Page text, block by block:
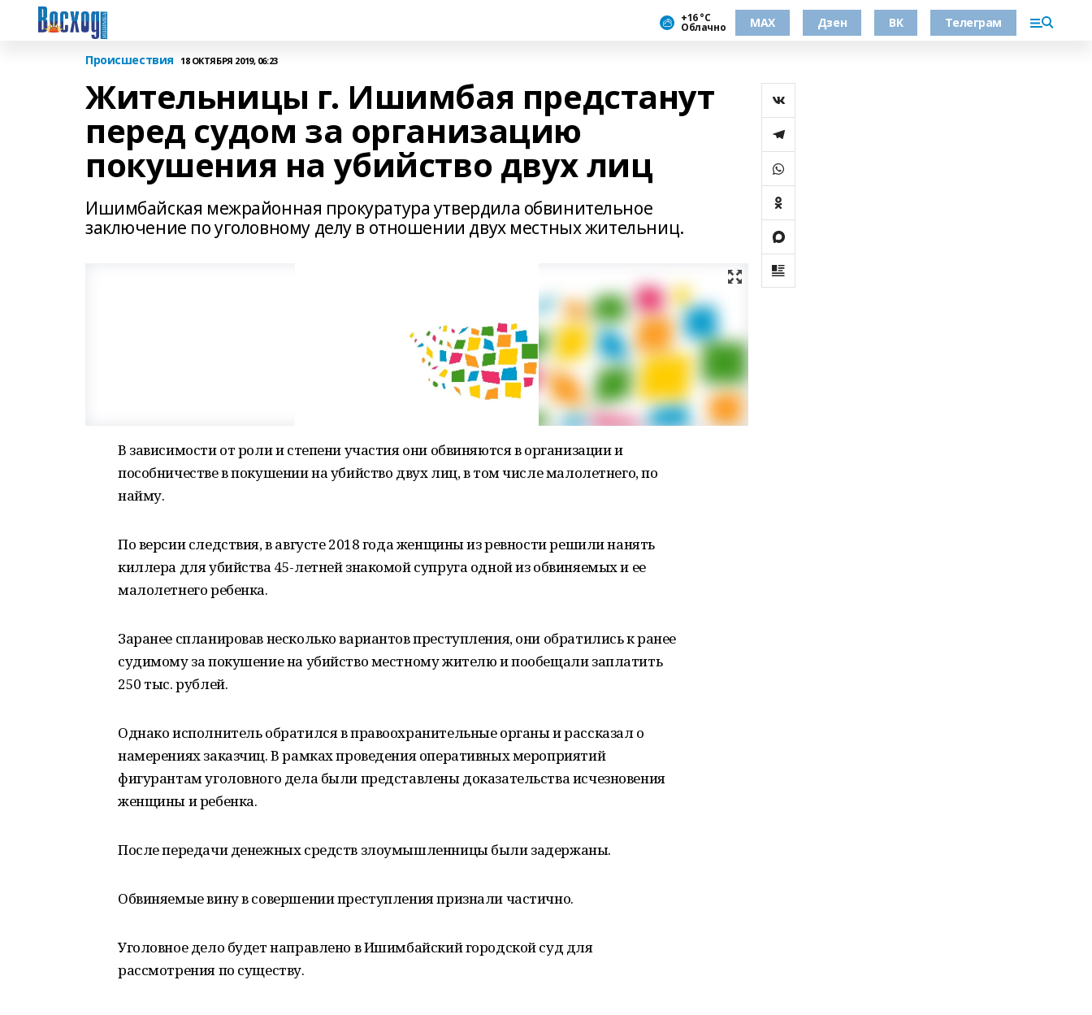
+16 °С
Облачно МАХ Дзен ВК Телеграм
Происшествия 18 ОКТЯБРЯ 2019, 06:23
Жительницы г. Ишимбая предстанут
перед судом за организацию
покушения на убийство двух лиц
Ишимбайская межрайонная прокуратура утвердила обвинительное
заключение по уголовному делу в отношении двух местных жительниц.
В зависимости от роли и степени участия они обвиняются в организации и
пособничестве в покушении на убийство двух лиц, в том числе малолетнего, по
найму.
По версии следствия, в августе 2018 года женщины из ревности решили нанять
киллера для убийства 45-летней знакомой супруга одной из обвиняемых и ее
малолетнего ребенка.
Заранее спланировав несколько вариантов преступления, они обратились к ранее
судимому за покушение на убийство местному жителю и пообещали заплатить
250 тыс. рублей.
Однако исполнитель обратился в правоохранительные органы и рассказал о
намерениях заказчиц. В рамках проведения оперативных мероприятий
фигурантам уголовного дела были представлены доказательства исчезновения
женщины и ребенка.
После передачи денежных средств злоумышленницы были задержаны.
Обвиняемые вину в совершении преступления признали частично.
Уголовное дело будет направлено в Ишимбайский городской суд для
рассмотрения по существу.